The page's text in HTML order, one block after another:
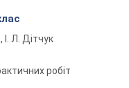
Л. Дітчук
робіт